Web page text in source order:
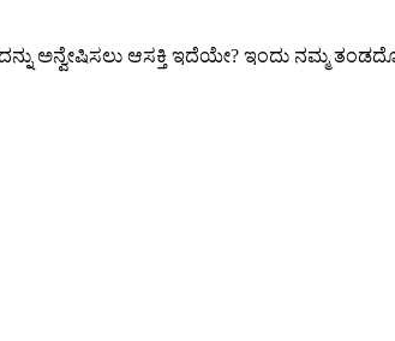
ಅನ್ವೇಷಿಸಲು ಆಸಕ್ತಿ ಇದೆಯೇ? ಇಂದು ನಮ್ಮ